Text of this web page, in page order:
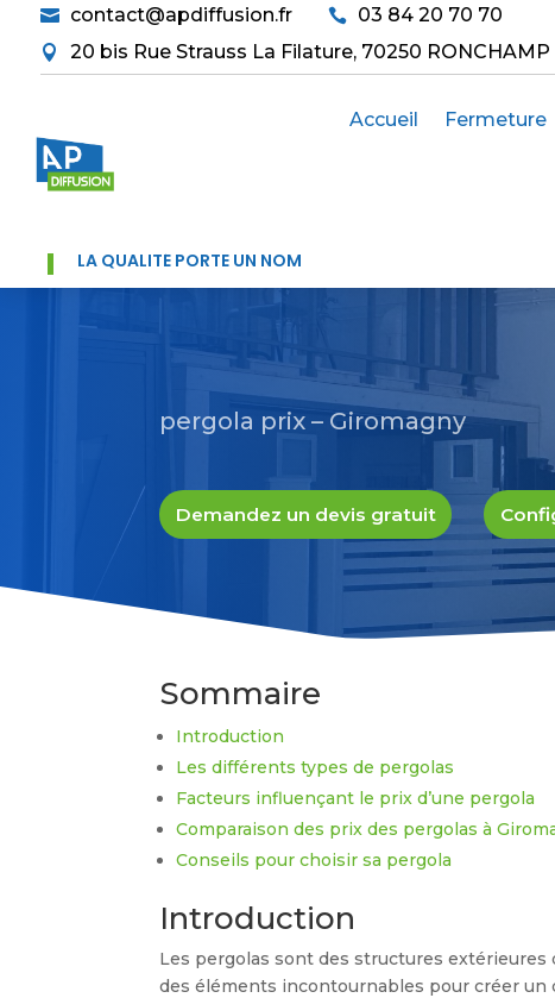
 contact@apdiffusion.fr  03 84 20 70 70
 20 bis Rue Strauss La Filature, 70250 RONCHAMP
Accueil Fermeture
LA QUALITÉ PORTE UN NOM
pergola prix – Giromagny
Demandez un devis gratuit
Sommaire
Introduction
Les différents types de pergolas
Facteurs influençant le prix d’une pergola
Comparaison des prix des pergolas à
Conseils pour choisir sa pergola
Introduction
Les pergolas sont des structures
des éléments incontournables pour créer un